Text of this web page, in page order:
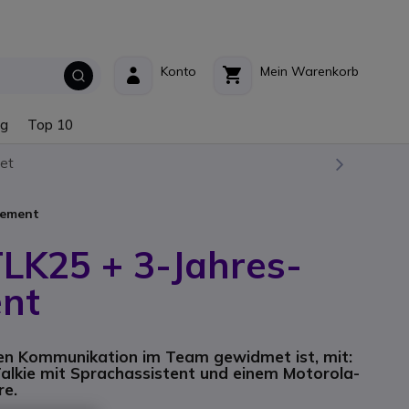
Mein Warenkorb
Konto
Top 10
+ 3-Jahres-
Kommunikation im Team gewidmet ist, mit:
mit Sprachassistent und einem Motorola-